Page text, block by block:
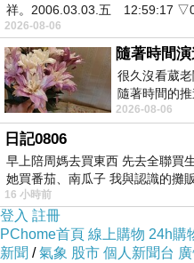
祥。2006.03.03.五 12:59:17
2026-08-06
隨著時間
很久沒看葳
隨著時間的
接近的不要說
2026-08-06
日記0806
早上陪周媽去買東西 先去全聯買
她買番茄、南瓜子 我與認識的攤
16 小時前
登入 註冊
PChome首頁 線上購物 24h購
新聞 /氣象 股市 個人新聞台